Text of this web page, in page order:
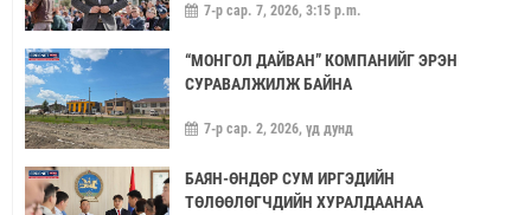
7-р сар. 7, 2026, 3:15 p.m.
“МОНГОЛ ДАЙВАН” КОМПАНИЙГ ЭРЭН
СУРАВАЛЖИЛЖ БАЙНА
7-р сар. 2, 2026, үд дунд
БАЯН-ӨНДӨР СУМ ИРГЭДИЙН
ТӨЛӨӨЛӨГЧДИЙН ХУРАЛДААНАА